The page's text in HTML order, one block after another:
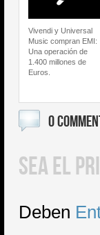
Vivendi y Universal
Music compran EMI:
Una operación de
1.400 millones de
Euros.
0
SEA EL
Deben